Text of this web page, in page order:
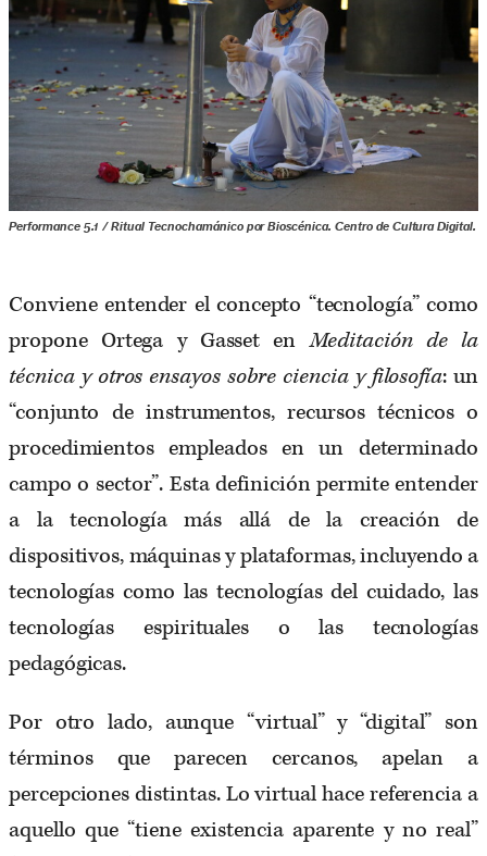
Performance 5.1 / Ritual Tecnochamánico por Bioscénica. Centro de Cultura Digital.
Conviene entender el concepto “tecnología” como
propone Ortega y Gasset enMeditación de la
técnica y otros ensayos sobre ciencia y filosofía: un
“conjunto de instrumentos, recursos técnicos o
procedimientos empleados en un determinado
campo o sector”. Esta definición permite entender
a la tecnología más allá de la creación de
dispositivos, máquinas y plataformas, incluyendo a
tecnologías como las tecnologías del cuidado, las
tecnologías espirituales o las tecnologías
pedagógicas.
Por otro lado, aunque “virtual” y “digital” son
términos que parecen cercanos, apelan a
percepciones distintas. Lo virtual hace referencia a
aquello que “tiene existencia aparente y no real”